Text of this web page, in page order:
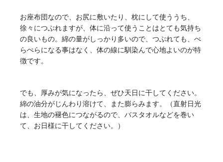
お座布団なので、お尻に敷いたり、枕にして使ううち、
徐々につぶれますが、体に沿って使うことはとても気持ち
の良いもの。綿の量がしっかり多いので、つぶれても、ぺ
らぺらになる事はなく、体の線に馴染んで心地よいのが特
徴です。
でも、厚みが気になったら、ぜひ天日に干してください。
綿の油分がじんわり溶けて、また膨らみます。（直射日光
は、生地の褪色につながるので、バスタオルなどを巻い
て、お日様に干してください。）